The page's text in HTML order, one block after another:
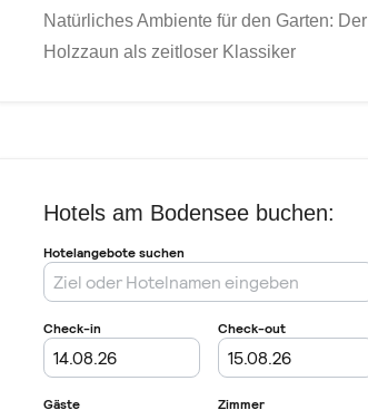
Natürliches Ambiente für den Garten: Der
Holzzaun als zeitloser Klassiker
Hotels am Bodensee buchen: